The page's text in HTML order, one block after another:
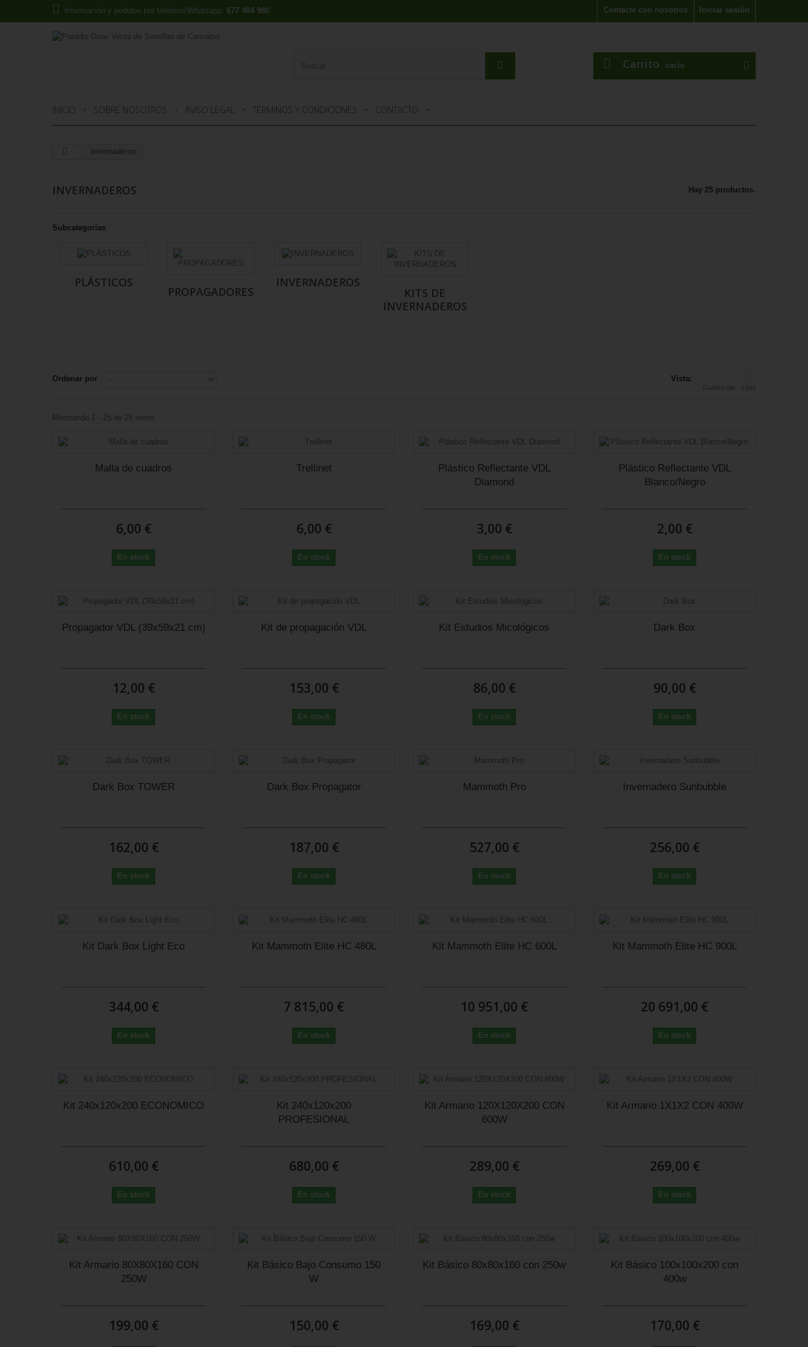
Iniciar sesión
Contacte con nosotros
Información y pedidos por teléfono/Whatsapp: 677 484 980
Carrito vacío
INICIO SOBRE NOSOTROS AVISO LEGAL TÉRMINOS Y CONDICIONES CONTACTO
Invernaderos
INVERNADEROS Hay 25 productos.
Subcategorías
PLÁSTICOS
PROPAGADORES
INVERNADEROS
KITS DE
INVERNADEROS
Vista:
Cuadrícula Lista
Ordenar por
Mostrando 1 - 25 de 25 items
Malla de cuadros
6,00 €
En stock
Trellinet
6,00 €
En stock
Plástico Reflectante VDL
Diamond
3,00 €
En stock
Plástico Reflectante VDL
Blanco/Negro
2,00 €
En stock
Propagador VDL (39x59x21 cm)
12,00 €
En stock
Kit de propagación VDL
153,00 €
En stock
Kit Estudios Micológicos
86,00 €
En stock
Dark Box
90,00 €
En stock
Dark Box TOWER
162,00 €
En stock
Dark Box Propagator
187,00 €
En stock
Mammoth Pro
527,00 €
En stock
Invernadero Sunbubble
256,00 €
En stock
Kit Dark Box Light Eco
344,00 €
En stock
Kit Mammoth Elite HC 480L
7 815,00 €
En stock
Kit Mammoth Elite HC 600L
10 951,00 €
En stock
Kit Mammoth Elite HC 900L
20 691,00 €
En stock
Kit 240x120x200 ECONOMICO
610,00 €
En stock
Kit 240x120x200
PROFESIONAL
680,00 €
En stock
Kit Armario 120X120X200 CON
600W
289,00 €
En stock
Kit Armario 1X1X2 CON 400W
269,00 €
En stock
Kit Armario 80X80X160 CON
250W
199,00 €
Kit Básico Bajo Consumo 150
W
150,00 €
Kit Básico 80x80x160 con 250w
169,00 €
Kit Básico 100x100x200 con
400w
170,00 €